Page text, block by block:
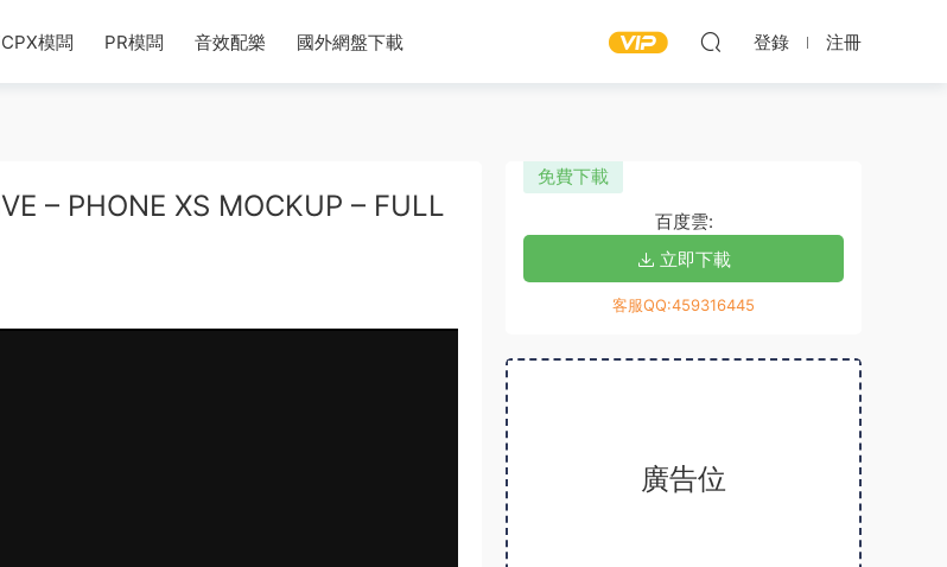
模闆 PR模闆 音效配樂 國外網盤下載 登錄 注冊
– PHONE XS MOCKUP – FULL
免費下載
百度雲:
立即下載
客服QQ:459316445
廣告位